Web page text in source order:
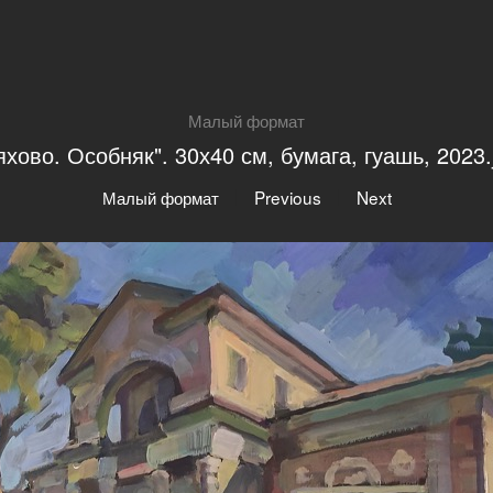
Малый формат
Особняк". 30х40 см, бумага, гуашь,
Малый формат Previous Next